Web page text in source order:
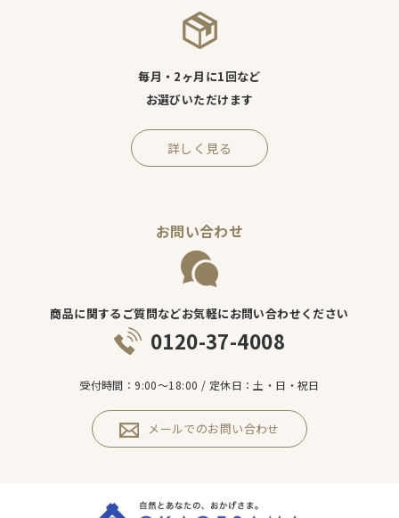
毎月・2ヶ月に1回など
お選びいただけます
詳しく見る
お問い合わせ
商品に関するご質問などお気軽にお問い合わせください
0120-37-4008
受付時間：9:00～18:00 / 定休日：土・日・祝日
メールでのお問い合わせ